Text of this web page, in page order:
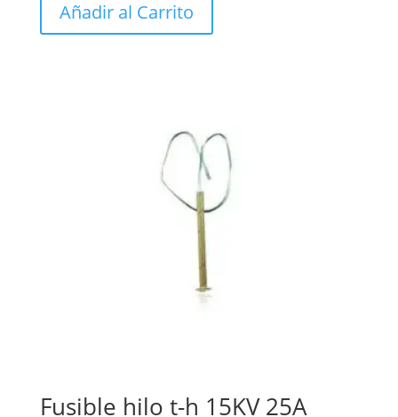
Añadir al Carrito
Fusible hilo t-h 15KV 25A